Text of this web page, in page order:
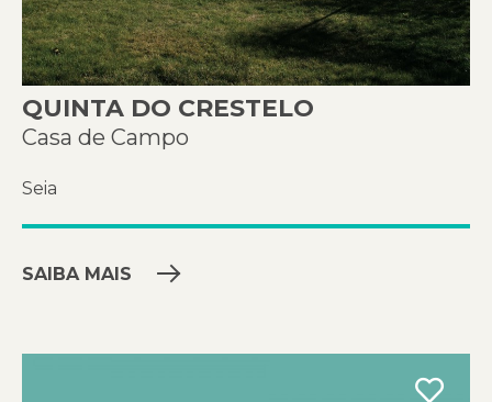
QUINTA DO CRESTELO
Casa de Campo
Seia
SAIBA MAIS